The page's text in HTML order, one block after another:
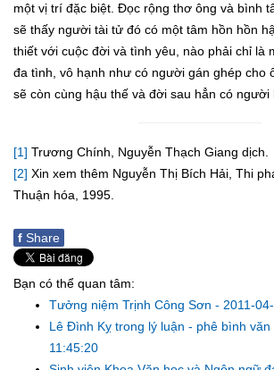
một vị trí đặc biệt. Đọc rộng thơ ông và bình
sẽ thấy người tài tử đó có một tâm hồn hồn
thiết với cuộc đời và tình yêu, nào phải chỉ là
đa tình, vô hạnh như có người gán ghép cho
sẽ còn cùng hậu thế và đời sau hẳn có người
[1] Trương Chính, Nguyễn Thạch Giang dịch.
[2] Xin xem thêm Nguyễn Thị Bích Hải, Thi
Thuận hóa, 1995.
f Share
Bạn có thể quan tâm:
Tưởng niệm Trịnh Công Sơn - 2011-
Lê Đình Kỵ trong lý luận - phê bình văn
11:45:20